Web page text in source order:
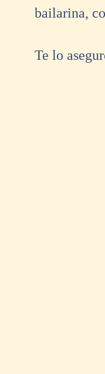
bailarina,
Te lo